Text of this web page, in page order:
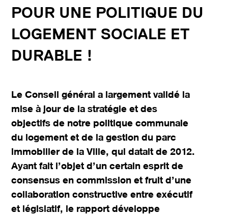
POUR UNE POLITIQUE DU
LOGEMENT SOCIALE ET
DURABLE !
Le Conseil général a largement validé la
mise à jour de la stratégie et des
objectifs de notre politique communale
du logement et de la gestion du parc
immobilier de la Ville, qui datait de 2012.
Ayant fait l’objet d’un certain esprit de
consensus en commission et fruit d’une
collaboration constructive entre exécutif
et législatif, le rapport développe